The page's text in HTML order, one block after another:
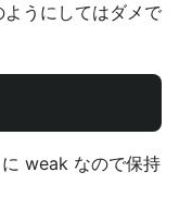
うにしてはダメで
weak なので保持